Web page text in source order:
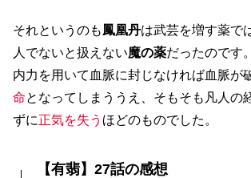
それというのも鳳凰丹は武芸を増す薬で
人でないと扱えない魔の薬だったのです
内力を用いて血脈に封じなければ血脈が
命となってしまううえ、そもそも凡人の
ずに正気を失う ほどのものでした。
【有翡】27話の感想